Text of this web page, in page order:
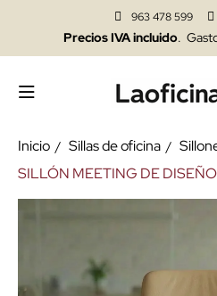
963 478 599
Precios IVA incluido.
Inicio Sillas de oficina
SILLÓN MEETING DE